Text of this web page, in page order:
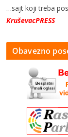
…sajt koji treba
KruševacPRESS
Obavezno